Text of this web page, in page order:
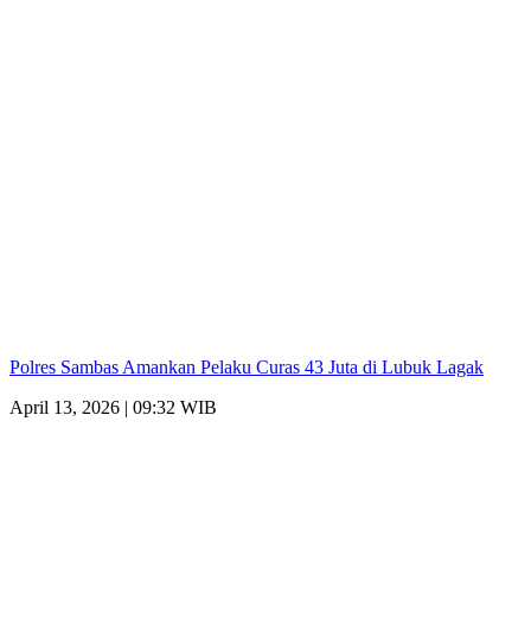
Polres Sambas Amankan Pelaku Curas 43 Juta di Lubuk Lagak
April 13, 2026 | 09:32 WIB